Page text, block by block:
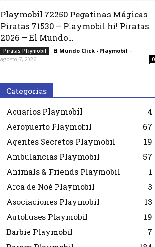
Playmobil 72250 Pegatinas Mágicas
Piratas 71530 – Playmobil hi! Piratas
2026 – El Mundo...
Piratas Playmobil El Mundo Click - Playmobil -
agosto 7, 2026
0
Categorias
Acuarios Playmobil
4
Aeropuerto Playmobil
67
Agentes Secretos Playmobil
19
Ambulancias Playmobil
57
Animals & Friends Playmobil
1
Arca de Noé Playmobil
3
Asociaciones Playmobil
13
Autobuses Playmobil
19
Barbie Playmobil
7